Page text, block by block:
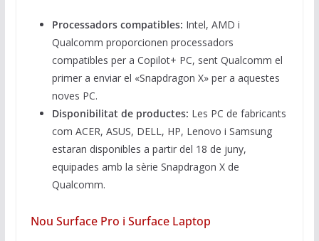
Processadors compatibles: Intel, AMD i
Qualcomm proporcionen processadors
compatibles per a Copilot+ PC, sent Qualcomm el
primer a enviar el «Snapdragon X» per a aquestes
noves PC.
Disponibilitat de productes: Les PC de fabricants
com ACER, ASUS, DELL, HP, Lenovo i Samsung
estaran disponibles a partir del 18 de juny,
equipades amb la sèrie Snapdragon X de
Qualcomm.
Nou Surface Pro i Surface Laptop